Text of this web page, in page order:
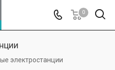
0
электростанции